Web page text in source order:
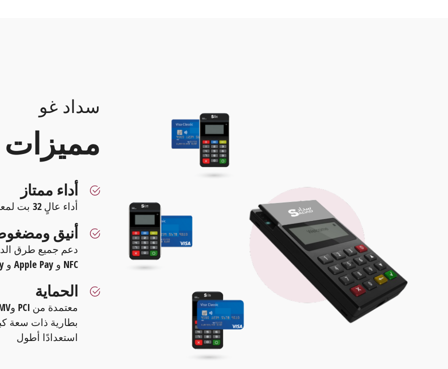
سداد غو
مميزات
أداء ممتاز
أداء عالٍ 32 بت لمعاملات أسرع وآمنة
أنيق
NFC و Apple Pay و Samsung Pay وما إلى ذلك
الحماية
بطارية ذات سعة
استعدادًا أطول